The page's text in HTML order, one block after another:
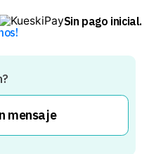
Sin pago inicial.
mensaje